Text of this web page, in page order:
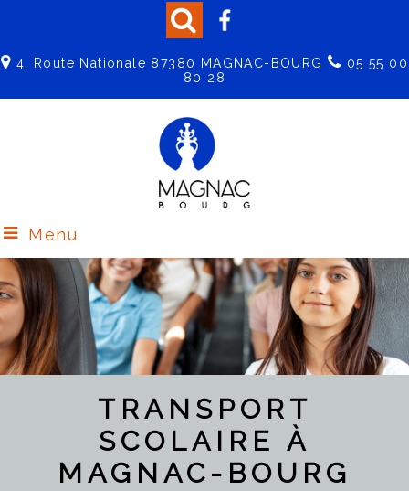
4, Route Nationale 87380 MAGNAC-BOURG
05 55 00
80 28
Menu
TRANSPORT
SCOLAIRE À
MAGNAC-BOURG